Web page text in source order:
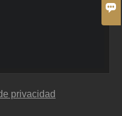
privacidad
